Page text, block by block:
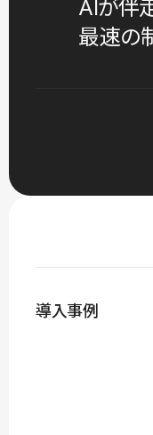
AIが伴
最速の
導入事例